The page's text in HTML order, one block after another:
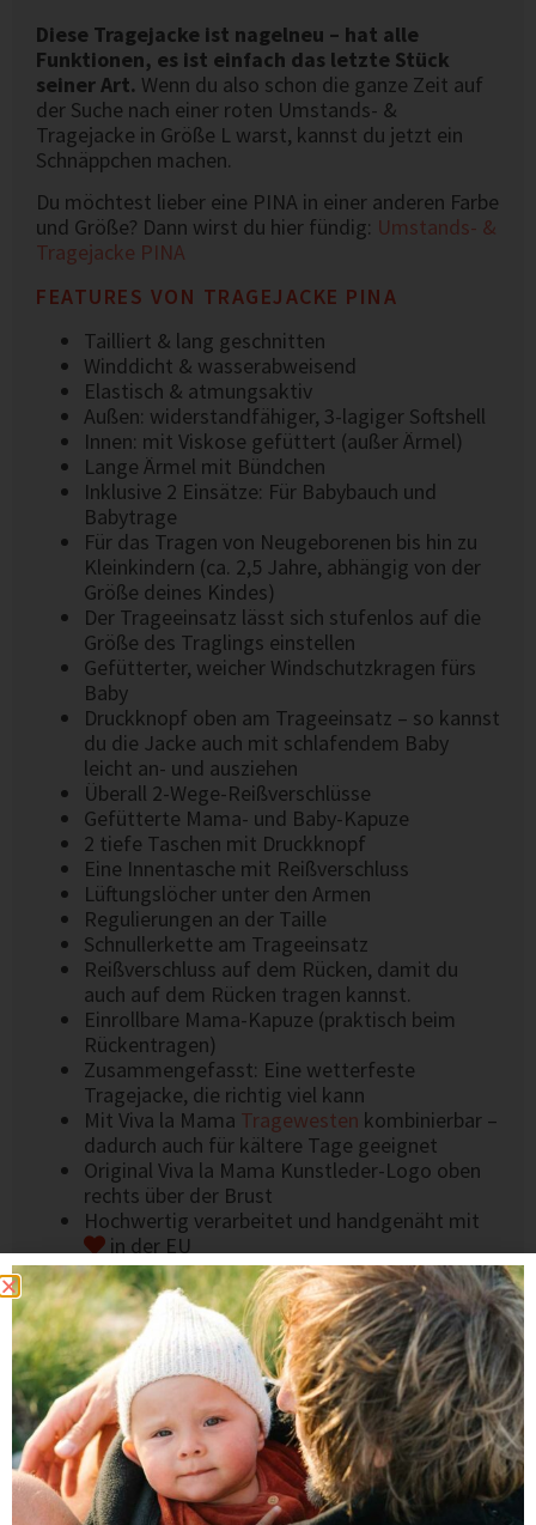
Diese Tragejacke ist nagelneu – hat alle
Funktionen, es ist einfach das letzte Stück
seiner Art. Wenn du also schon die ganze Zeit auf
der Suche nach einer roten Umstands- &
Tragejacke in Größe L warst, kannst du jetzt ein
Schnäppchen machen.
Du möchtest lieber eine PINA in einer anderen Farbe
und Größe? Dann wirst du hier fündig: Umstands- &
Tragejacke PINA
FEATURES VON TRAGEJACKE PINA
Tailliert & lang geschnitten
Winddicht & wasserabweisend
Elastisch & atmungsaktiv
Außen: widerstandfähiger, 3-lagiger Softshell
Innen: mit Viskose gefüttert (außer Ärmel)
Lange Ärmel mit Bündchen
Inklusive 2 Einsätze: Für Babybauch und
Babytrage
Für das Tragen von Neugeborenen bis hin zu
Kleinkindern (ca. 2,5 Jahre, abhängig von der
Größe deines Kindes)
Der Trageeinsatz lässt sich stufenlos auf die
Größe des Traglings einstellen
Gefütterter, weicher Windschutzkragen fürs
Baby
Druckknopf oben am Trageeinsatz – so kannst
du die Jacke auch mit schlafendem Baby
leicht an- und ausziehen
Überall 2-Wege-Reißverschlüsse
Gefütterte Mama- und Baby-Kapuze
2 tiefe Taschen mit Druckknopf
Eine Innentasche mit Reißverschluss
Lüftungslöcher unter den Armen
Regulierungen an der Taille
Schnullerkette am Trageeinsatz
Reißverschluss auf dem Rücken, damit du
auch auf dem Rücken tragen kannst.
Einrollbare Mama-Kapuze (praktisch beim
Rückentragen)
Zusammengefasst: Eine wetterfeste
Tragejacke, die richtig viel kann
Mit Viva la Mama Tragewesten kombinierbar –
dadurch auch für kältere Tage geeignet
Original Viva la Mama Kunstleder-Logo oben
rechts über der Brust
Hochwertig verarbeitet und handgenäht mit
in der EU
Das könnte dir auch gefallen